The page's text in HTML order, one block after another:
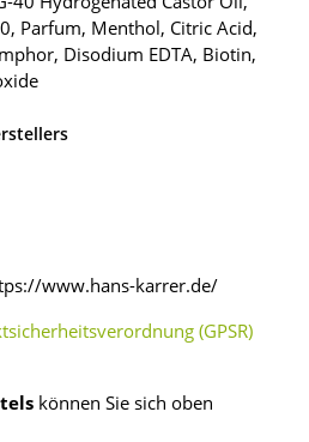
Parfum, Menthol, Citric Acid,
Disodium EDTA, Biotin,
www.hans-karrer.de/
(GPSR)
können Sie sich oben